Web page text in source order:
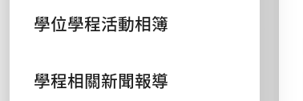
學位學程活動相簿
學程相關新聞報導